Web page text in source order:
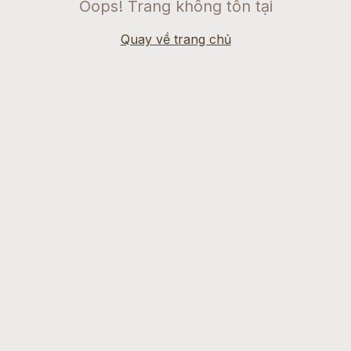
Oops! Trang không tồn tại
Quay về trang chủ